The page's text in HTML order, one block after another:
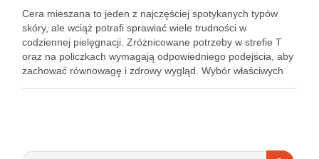
Cera mieszana to jeden z najczęściej spotykanych typów
skóry, ale wciąż potrafi sprawiać wiele trudności w
codziennej pielęgnacji. Zróżnicowane potrzeby w strefie T
oraz na policzkach wymagają odpowiedniego podejścia, aby
zachować równowagę i zdrowy wygląd. Wybór właściwych